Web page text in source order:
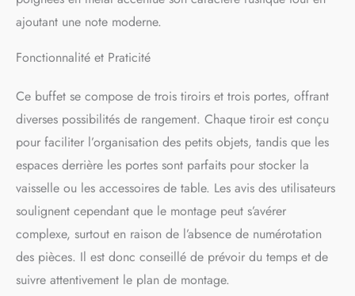
table ou du linge de maison,
le reste de votre mobilier et
est parfait pour aménager
votre salle à manger, votre
séjour ou votre cuisine Ce
meuble de rangement en
bois massif fait partie de
notre collection RAMON,
composé de mobilier de
style mexicain au charme
authentique et intemporel,
associant à la fois la couleur
naturelle du bois et le gris
ajoutant une note moderne.
Fonctionnalité et Praticité
Ce buffet se compose de trois tiroirs et trois portes, offrant
diverses possibilités de rangement. Chaque tiroir est conçu
pour faciliter l’organisation des petits objets, tandis que les
espaces derrière les portes sont parfaits pour stocker la
vaisselle ou les accessoires de table. Les avis des utilisateurs
soulignent cependant que le montage peut s’avérer
complexe, surtout en raison de l’absence de numérotation
des pièces. Il est donc conseillé de prévoir du temps et de
suivre attentivement le plan de montage.